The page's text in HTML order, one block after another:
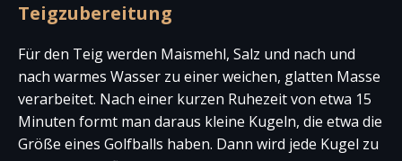
Teigzubereitung
Für den Teig werden Maismehl, Salz und nach und
nach warmes Wasser zu einer weichen, glatten Masse
verarbeitet. Nach einer kurzen Ruhezeit von etwa 15
Minuten formt man daraus kleine Kugeln, die etwa die
Größe eines Golfballs haben. Dann wird jede Kugel zu